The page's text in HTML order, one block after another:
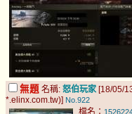
無題 名稱: 怒伯玩家 [18/05/
*.elinx.com.tw)] No.922